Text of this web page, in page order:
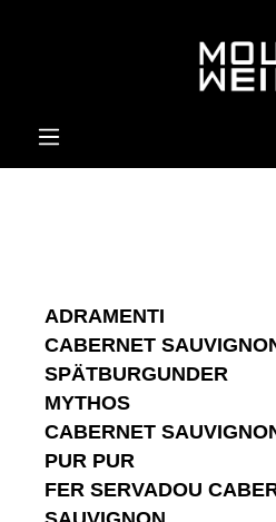
ADRAMENTI
CABERNET
SPÄTBURGUNDER
MYTHOS
CABERNET
PUR PUR
FER SERVADOU